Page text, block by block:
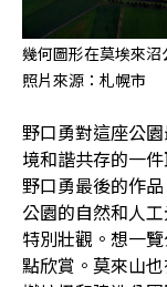
幾何圖形在莫埃來沼
照片來源：札幌市
野口勇對這座公
境和諧共存的一
野口勇最後的作
公園的自然和人
特別壯觀。想一
點欣賞。莫來山